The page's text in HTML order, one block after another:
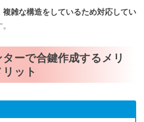
複雑な構造をしているため対応してい
ーで合鍵作成するメリ
ット